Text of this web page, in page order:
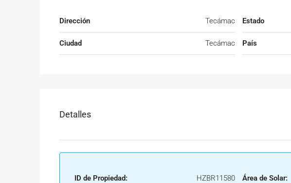
Dirección Tecámac
Ciudad Tecámac
Estado
País
Detalles
ID de Propiedad: HZBR11580 Área de Solar: